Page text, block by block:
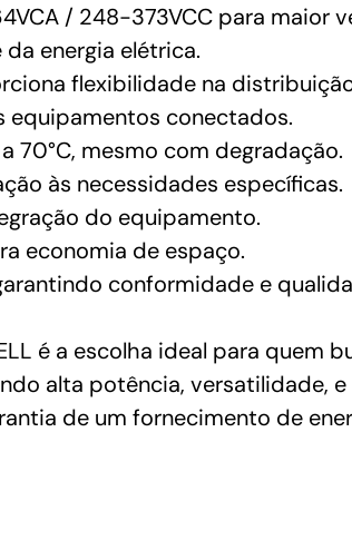
/ 248-373VCC para maior
energia elétrica.
flexibilidade na
equipamentos conectados.
70°C, mesmo com degradação.
às necessidades específicas.
do equipamento.
economia de espaço.
conformidade e
é a escolha ideal para quem
alta potência, versatilidade,
de um fornecimento de